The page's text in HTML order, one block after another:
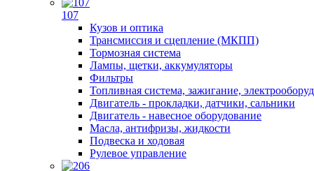
107
Кузов и оптика
Трансмиссия и сцепление (МКПП)
Тормозная система
Лампы, щетки, аккумуляторы
Фильтры
Топливная система, зажигание,
Двигатель - прокладки, датчики, сальники
Двигатель - навесное оборудование
Масла, антифризы, жидкости
Подвеска и ходовая
Рулевое управление